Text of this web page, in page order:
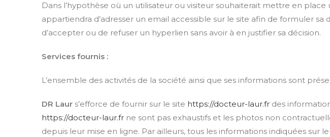
Dans l’hypothèse où un utilisateur ou visiteur souhaiterait mettre en
appartiendra d’adresser un email accessible sur le site afin de formuler
d’accepter ou de refuser un hyperlien sans avoir à en justifier sa décision.
Services fournis :
L’ensemble des activités de la société ainsi que ses informations sont
DR Laur s’efforce de fournir sur le site https://docteur-laur.fr des
https://docteur-laur.fr ne sont pas exhaustifs et les photos non
depuis leur mise en ligne. Par ailleurs, tous les informations indiquées sur le